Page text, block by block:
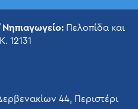
Πελοπίδα και
12131
44, Περιστέρι